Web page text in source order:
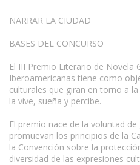
NARRAR LA CIUDAD
BASES DEL CONCURSO
El III Premio Literario de Novela
Iberoamericanas tiene como
culturales que giran en torno a
la vive, sueña y percibe.
El premio nace de la voluntad
promuevan los principios de la
la Convención sobre la
diversidad de las expresiones